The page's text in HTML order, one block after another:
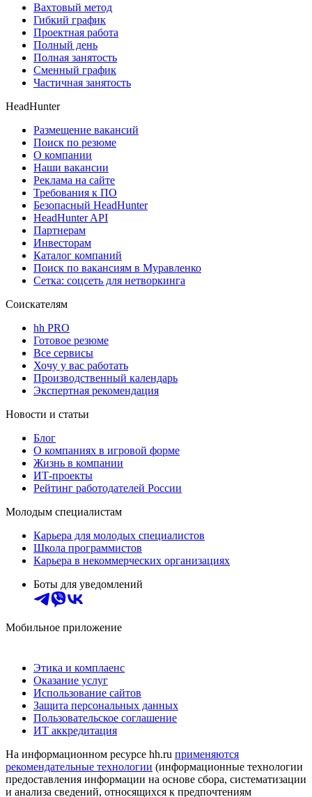
Вахтовый метод
Гибкий график
Проектная работа
Полный день
Полная занятость
Сменный график
Частичная занятость
HeadHunter
Размещение вакансий
Поиск по резюме
О компании
Наши вакансии
Реклама на сайте
Требования к ПО
Безопасный HeadHunter
HeadHunter API
Партнерам
Инвесторам
Каталог компаний
Поиск по вакансиям в Муравленко
Сетка: соцсеть для нетворкинга
Соискателям
hh PRO
Готовое резюме
Все сервисы
Хочу у вас работать
Производственный календарь
Экспертная рекомендация
Новости и статьи
Блог
О компаниях в игровой форме
Жизнь в компании
ИТ-проекты
Рейтинг работодателей России
Молодым специалистам
Карьера для молодых специалистов
Школа программистов
Карьера в некоммерческих организациях
Боты для уведомлений
Мобильное приложение
Этика и комплаенс
Оказание услуг
Использование сайтов
Защита персональных данных
Пользовательское соглашение
ИТ аккредитация
На информационном ресурсе hh.ru применяются
рекомендательные технологии (информационные технологии
предоставления информации на основе сбора, систематизации
и анализа сведений, относящихся к предпочтениям